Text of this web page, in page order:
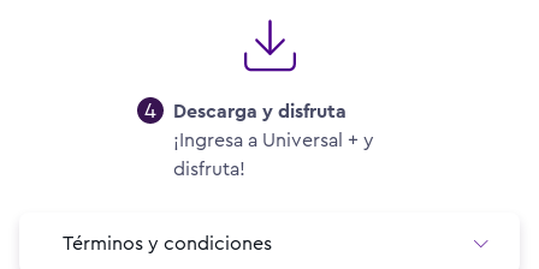
4
Descarga y disfruta
¡Ingresa a Universal + y
disfruta!
Términos y condiciones